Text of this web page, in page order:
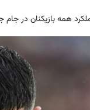
همه بازیکنان در